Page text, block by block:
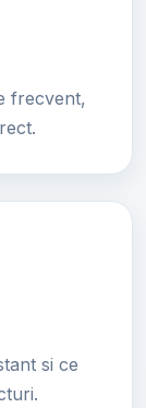
frecvent,
si ce